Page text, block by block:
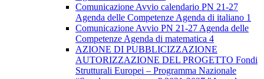
Comunicazione Avvio calendario PN 21-27
Agenda delle Competenze Agenda di italiano 1
Comunicazione Avvio PN 21-27 Agenda delle
Competenze Agenda di matematica 4
AZIONE DI PUBBLICIZZAZIONE
AUTORIZZAZIONE DEL PROGETTO Fondi
Strutturali Europei – Programma Nazionale